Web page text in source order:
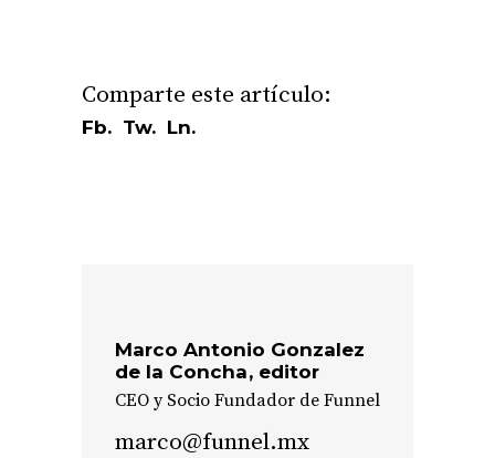
Fb. Tw. Ln.
Marco Antonio Gonzalez
de la Concha editor
CEO y Socio Fundador de Funnel
marco@funnel.mx